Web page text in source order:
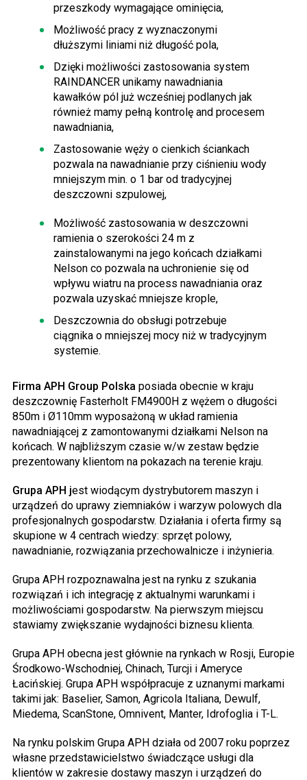
przeszkody wymagające ominięcia,
Możliwość pracy z wyznaczonymi
dłuższymi liniami niż długość pola,
Dzięki możliwości zastosowania system
RAINDANCER unikamy nawadniania
kawałków pól już wcześniej podlanych jak
również mamy pełną kontrolę and procesem
nawadniania,
Zastosowanie węży o cienkich ściankach
pozwala na nawadnianie przy ciśnieniu wody
mniejszym min. o 1 bar od tradycyjnej
deszczowni szpulowej,
Możliwość zastosowania w deszczowni
ramienia o szerokości 24 m z
zainstalowanymi na jego końcach działkami
Nelson co pozwala na uchronienie się od
wpływu wiatru na process nawadniania oraz
pozwala uzyskać mniejsze krople,
Deszczownia do obsługi potrzebuje
ciągnika o mniejszej mocy niż w tradycyjnym
systemie.
Firma APH Group Polska posiada obecnie w kraju
deszczownię Fasterholt FM4900H z wężem o długości
850m i Ø110mm wyposażoną w układ ramienia
nawadniającej z zamontowanymi działkami Nelson na
końcach. W najbliższym czasie w/w zestaw będzie
prezentowany klientom na pokazach na terenie kraju.
Grupa APH jest wiodącym dystrybutorem maszyn i
urządzeń do uprawy ziemniaków i warzyw polowych dla
profesjonalnych gospodarstw. Działania i oferta firmy są
skupione w 4 centrach wiedzy: sprzęt polowy,
nawadnianie, rozwiązania przechowalnicze i inżynieria.
Grupa APH rozpoznawalna jest na rynku z szukania
rozwiązań i ich integrację z aktualnymi warunkami i
możliwościami gospodarstw. Na pierwszym miejscu
stawiamy zwiększanie wydajności biznesu klienta.
Grupa APH obecna jest głównie na rynkach w Rosji, Europie
Środkowo-Wschodniej, Chinach, Turcji i Ameryce
Łacińskiej. Grupa APH współpracuje z uznanymi markami
takimi jak: Baselier, Samon, Agricola Italiana, Dewulf,
Miedema, ScanStone, Omnivent, Manter, Idrofoglia i T-L.
Na rynku polskim Grupa APH działa od 2007 roku poprzez
własne przedstawicielstwo świadczące usługi dla
klientów w zakresie dostawy maszyn i urządzeń do